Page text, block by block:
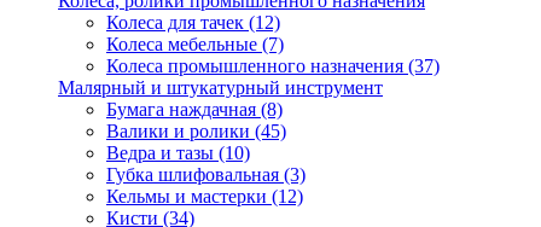
Колеса для тачек (12)
Колеса мебельные (7)
Колеса промышленного назначения (37)
Малярный и штукатурный инструмент
Бумага наждачная (8)
Валики и ролики (45)
Ведра и тазы (10)
Губка шлифовальная (3)
Кельмы и мастерки (12)
Кисти (34)